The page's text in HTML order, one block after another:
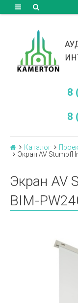
8
8
Каталог
Экран AV Stumpfl
Экран AV
BIM-